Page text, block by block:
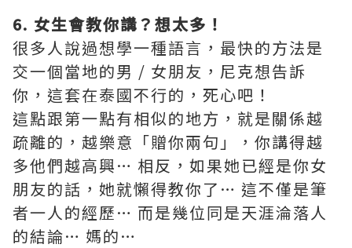
6. 女生會教你講？想太多！
很多人說過想學一種語言，最快的方法是
交一個當地的男 / 女朋友，尼克想告訴
你，這套在泰國不行的，死心吧！
這點跟第一點有相似的地方，就是關係越
疏離的，越樂意「贈你兩句」，你講得越
多他們越高興… 相反，如果她已經是你女
朋友的話，她就懶得教你了… 這不僅是筆
者一人的經歷… 而是幾位同是天涯淪落人
的結論… 媽的…